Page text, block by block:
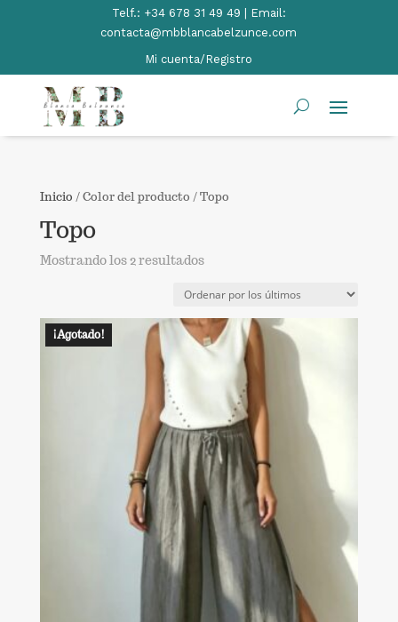
Telf.: +34 678 31 49 49 | Email:
contacta@mbblancabelzunce.com
Mi cuenta/Registro
Inicio / Color del producto / Topo
Topo
Mostrando los 2 resultadosOrdenado
los
últimos
¡Agotado!